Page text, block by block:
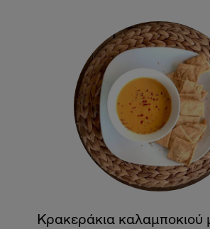
Κρακεράκια καλαμποκιού